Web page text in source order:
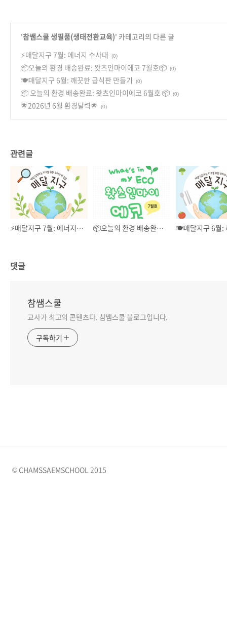
'참쌤스쿨 생필품(생태전환교육)' 카테고리의 다른 글
⚡️매달지구 7월: 에너지 수사대
(0)
📦오늘의 환경 배송완료: 왓츠인마이에코 7월호📦 (0)
🍽️매달지구 6월: 깨끗한 급식판 만들기 (0)
📦 오늘의 환경 배송완료: 왓츠인마이에코 6월호 📦 (0)
🌟2026년 6월 환경달력🌟 (0)
관련글
⚡️매달지구 7월: 에너지 수사대 📦오늘의 환경 배송완료: 왓츠인마이에코 7월호📦
댓글
참쌤스쿨
교사가 최고의 콘텐츠다. 참쌤스쿨 블로그입니다.
구독하기
© CHAMSSAEMSCHOOL 2015